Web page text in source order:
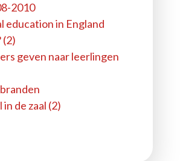
2010
education in England
(2)
geven naar leerlingen
de zaal (2)